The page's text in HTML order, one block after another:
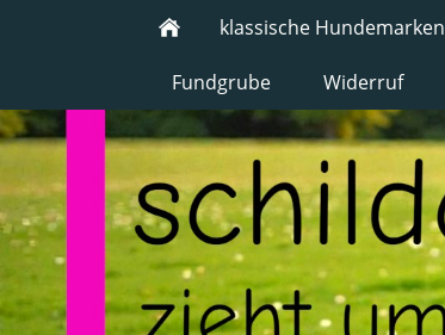
klassische Hundemarken
Fundgrube Widerruf